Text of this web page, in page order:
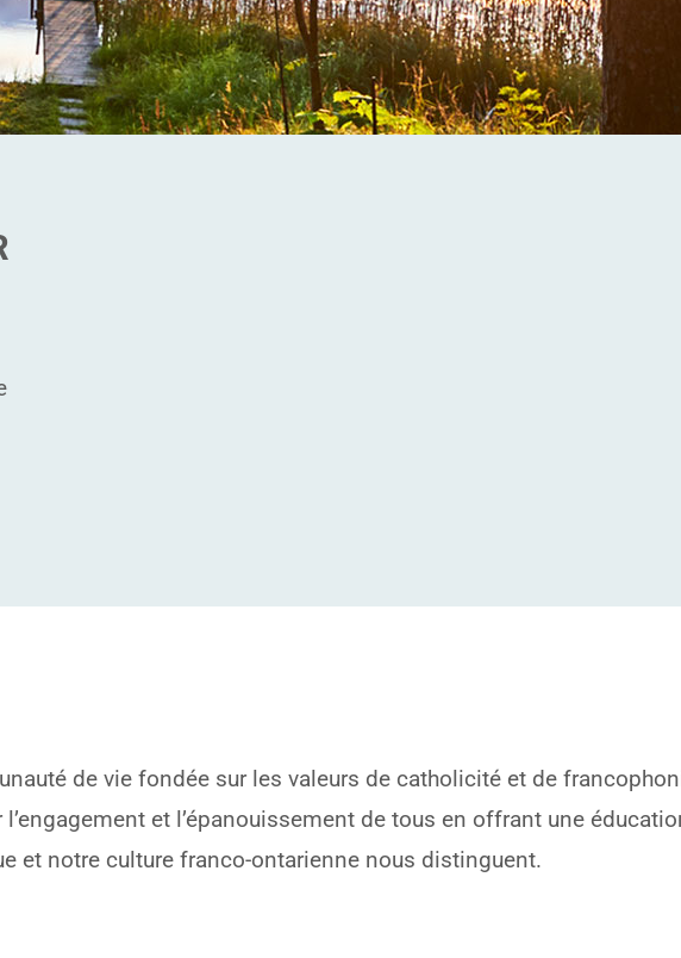
de vie fondée sur les valeurs de catholicité et de
et l’épanouissement de tous en offrant une
et notre culture franco-ontarienne nous distinguent.